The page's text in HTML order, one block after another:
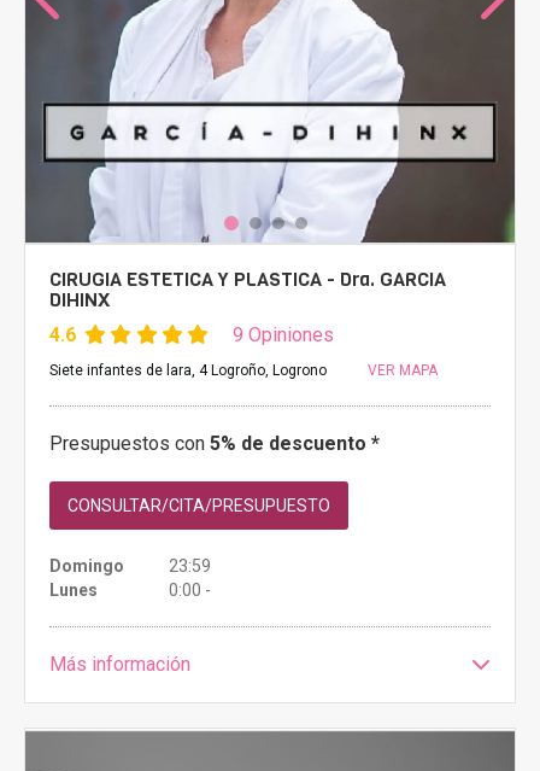
CIRUGIA ESTETICA Y PLASTICA - Dra. GARCIA
DIHINX
4.6 9 Opiniones
Siete infantes de lara, 4 Logroño, Logrono VER MAPA
Presupuestos con 5% de descuento *
CONSULTAR/CITA/PRESUPUESTO
Domingo
23:59
Lunes
0:00 -
Más información